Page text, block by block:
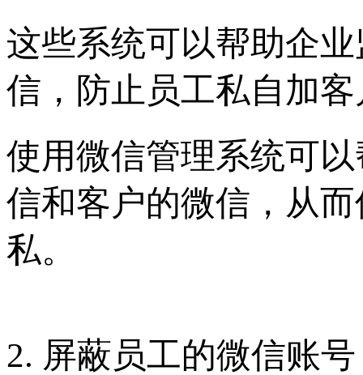
这些系统可以帮助企
信，防止员工私自加
使用微信管理系统可
信和客户的微信，从
私。
2. 屏蔽员工的微信账